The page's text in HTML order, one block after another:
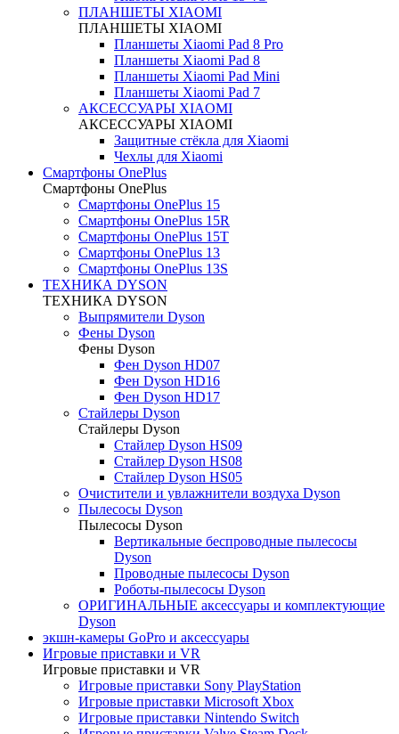
ПЛАНШЕТЫ XIAOMI
ПЛАНШЕТЫ XIAOMI
Планшеты Xiaomi Pad 8 Pro
Планшеты Xiaomi Pad 8
Планшеты Xiaomi Pad Mini
Планшеты Xiaomi Pad 7
АКСЕССУАРЫ XIAOMI
АКСЕССУАРЫ XIAOMI
Защитные стёкла для Xiaomi
Чехлы для Xiaomi
Смартфоны OnePlus
Смартфоны OnePlus
Смартфоны OnePlus 15
Смартфоны OnePlus 15R
Смартфоны OnePlus 15T
Смартфоны OnePlus 13
Смартфоны OnePlus 13S
ТЕХНИКА DYSON
ТЕХНИКА DYSON
Выпрямители Dyson
Фены Dyson
Фены Dyson
Фен Dyson HD07
Фен Dyson HD16
Фен Dyson HD17
Стайлеры Dyson
Стайлеры Dyson
Стайлер Dyson HS09
Стайлер Dyson HS08
Стайлер Dyson HS05
Очистители и увлажнители воздуха Dyson
Пылесосы Dyson
Пылесосы Dyson
Вертикальные беспроводные пылесосы
Dyson
Проводные пылесосы Dyson
Роботы-пылесосы Dyson
ОРИГИНАЛЬНЫЕ аксессуары и комплектующие
Dyson
экшн-камеры GoPro и аксессуары
Игровые приставки и VR
Игровые приставки и VR
Игровые приставки Sony PlayStation
Игровые приставки Microsoft Xbox
Игровые приставки Nintendo Switch